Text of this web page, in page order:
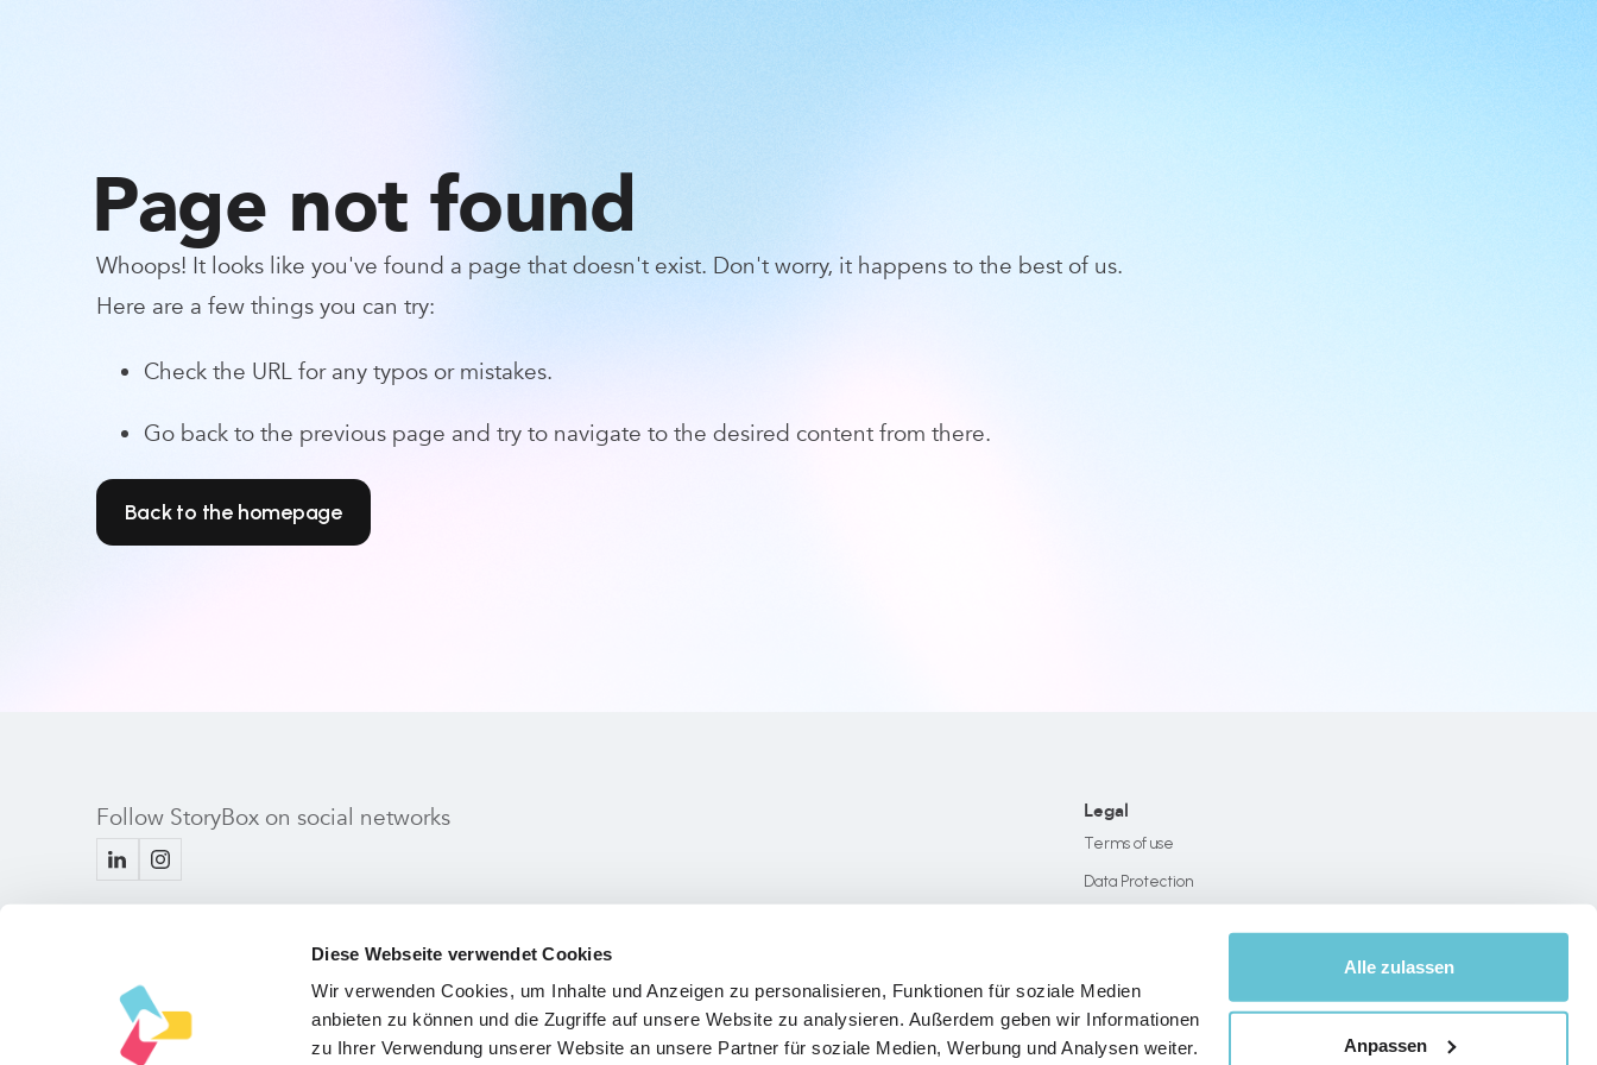
Diese Webseite verwendet Cookies
Wir verwenden Cookies, um Inhalte und Anzeigen zu personalisieren, Funktionen für soziale Medien
anbieten zu können und die Zugriffe auf unsere Website zu analysieren. Außerdem geben wir Informationen
zu Ihrer Verwendung unserer Website an unsere Partner für soziale Medien, Werbung und Analysen weiter.
Alle zulassen
Anpassen
Page not found
Whoops! It looks like you've found a page that doesn't exist. Don't worry, it happens to the best of us.
Here are a few things you can try:
Check the URL for any typos or mistakes.
Go back to the previous page and try to navigate to the desired content from there.
Back to the homepage
Follow StoryBox on social networks Legal
Terms of use
Data Protection
Copyright © 2024 StoryBox GmbHAugust-Kühnstr. 11, 80339 Munich